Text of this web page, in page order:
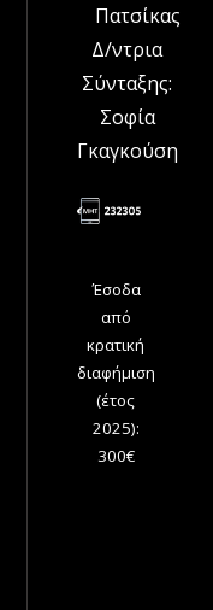
Πατσίκας
Δ/ντρια
Σύνταξης:
Σοφία
Γκαγκούση
Έσοδα
από
κρατική
διαφήμιση
(έτος
2025):
300€